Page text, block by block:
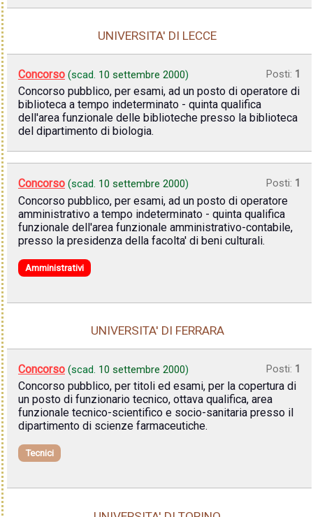
UNIVERSITA' DI LECCE
Concorso (scad. 10 settembre 2000) Posti: 1
Concorso pubblico, per esami, ad un posto di operatore di
biblioteca a tempo indeterminato - quinta qualifica
dell'area funzionale delle biblioteche presso la biblioteca
del dipartimento di biologia.
Concorso (scad. 10 settembre 2000) Posti: 1
Concorso pubblico, per esami, ad un posto di operatore
amministrativo a tempo indeterminato - quinta qualifica
funzionale dell'area funzionale amministrativo-contabile,
presso la presidenza della facolta' di beni culturali.
Amministrativi
UNIVERSITA' DI FERRARA
Concorso (scad. 10 settembre 2000) Posti: 1
Concorso pubblico, per titoli ed esami, per la copertura di
un posto di funzionario tecnico, ottava qualifica, area
funzionale tecnico-scientifico e socio-sanitaria presso il
dipartimento di scienze farmaceutiche.
Tecnici